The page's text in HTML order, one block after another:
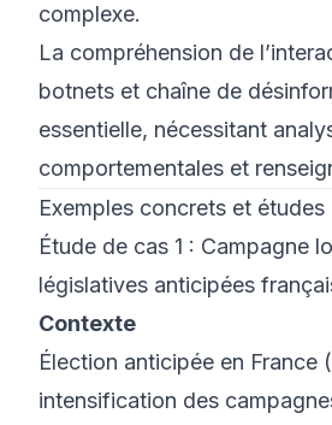
complexe.
La compréhension de
botnets et chaîne de
essentielle, nécessitant
comportementales et
Exemples concrets et études
Étude de cas 1 : Campagne
législatives anticipées
Contexte
Élection anticipée en
intensification des